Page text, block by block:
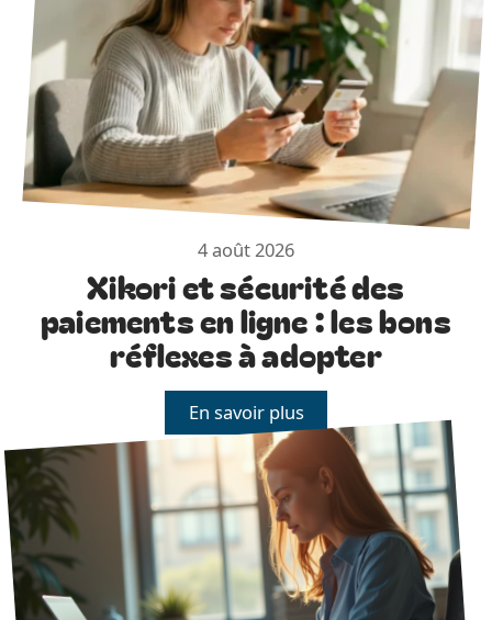
4 août 2026
Xikori et sécurité des
paiements en ligne : les bons
réflexes à adopter
En savoir plus